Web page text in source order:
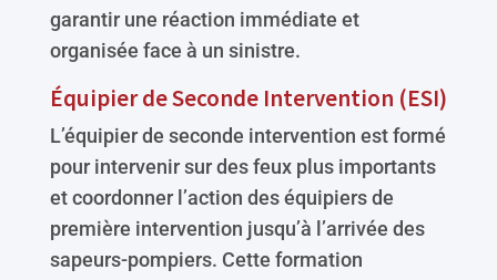
garantir une réaction immédiate et
organisée face à un sinistre.
Équipier de Seconde Intervention (ESI)
L’équipier de seconde intervention est formé
pour intervenir sur des feux plus importants
et coordonner l’action des équipiers de
première intervention jusqu’à l’arrivée des
sapeurs-pompiers. Cette formation